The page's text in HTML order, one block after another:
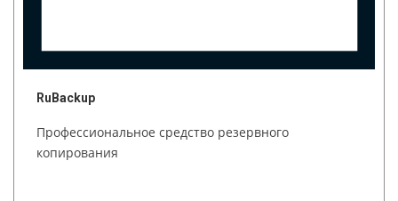
RuBackup
Профессиональное средство резервного
копирования